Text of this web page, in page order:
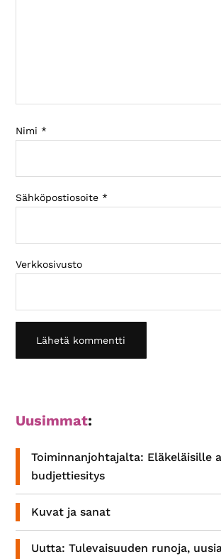
Nimi *
Sähköpostiosoite *
Verkkosivusto
Ensisijainen
Uusimmat:
Toiminnanjohtajalta: Eläkeläisille
budjettiesitys
Kuvat ja sanat
Uutta: Tulevaisuuden runoja,